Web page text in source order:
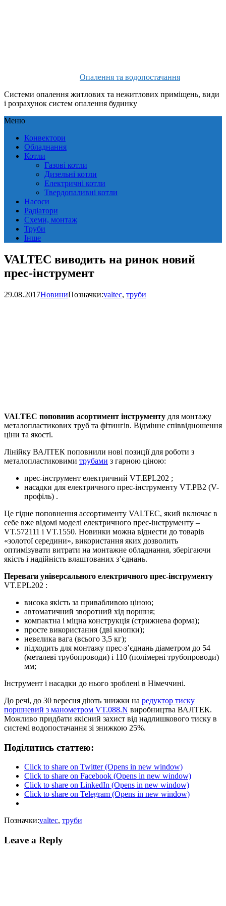
Опалення та водопостачання
Системи опалення житлових та нежитлових приміщень, види
і розрахунок систем опалення будинку
Меню
Конвектори
Обладнання
Котли
Газові котли
Дизельні котли
Електричні котли
Твердопаливні котли
Насоси
Радіатори
Схеми, монтаж
Труби
Інше
VALTEC виводить на ринок новий
прес-інструмент
29.08.2017НовиниПозначки:valtec, труби
VALTEC поповнив асортимент інструменту для монтажу
металопластикових труб та фітингів. Відмінне співвідношення
ціни та якості.
Лінійку ВАЛТЕК поповнили нові позиції для роботи з
металопластиковими трубами з гарною ціною:
прес-інструмент електричний VT.EPL202 ;
насадки для електричного прес-інструменту VT.PB2 (V-
профіль) .
Це гідне поповнення ассортименту VALTEC, який включає в
себе вже відомі моделі електричного прес-інструменту –
VT.572111 і VT.1550. Новинки можна віднести до товарів
«золотої середини», використання яких дозволить
оптимізувати витрати на монтажне обладнання, зберігаючи
якість і надійність влаштованих з’єднань.
Переваги універсального електричного прес-інструменту
VT.EPL202 :
висока якість за привабливою ціною;
автоматичний зворотний хід поршня;
компактна і міцна конструкція (стрижнева форма);
просте використання (дві кнопки);
невелика вага (всього 3,5 кг);
підходить для монтажу прес-з’єднань діаметром до 54
(металеві трубопроводи) і 110 (полімерні трубопроводи)
мм;
Інструмент і насадки до нього зроблені в Німеччині.
До речі, до 30 вересня діють знижки на редуктор тиску
поршневий з манометром VT.088.N виробництва ВАЛТЕК.
Можливо придбати якісний захист від надлишкового тиску в
системі водопостачання зі знижкою 25%.
Поділитись статтею:
Click to share on Twitter (Opens in new window)
Click to share on Facebook (Opens in new window)
Click to share on LinkedIn (Opens in new window)
Click to share on Telegram (Opens in new window)
Позначки:valtec, труби
Leave a Reply